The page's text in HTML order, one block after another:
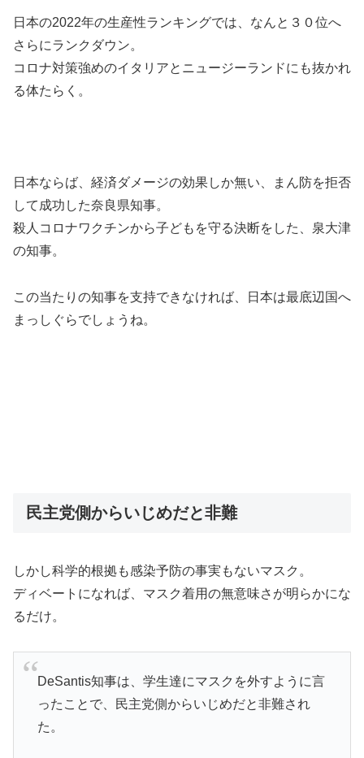
日本の2022年の生産性ランキングでは、なんと３０位へ
さらにランクダウン。
コロナ対策強めのイタリアとニュージーランドにも抜かれ
る体たらく。
日本ならば、経済ダメージの効果しか無い、まん防を拒否
して成功した奈良県知事。
殺人コロナワクチンから子どもを守る決断をした、泉大津
の知事。
この当たりの知事を支持できなければ、日本は最底辺国へ
まっしぐらでしょうね。
民主党側からいじめだと非難
しかし科学的根拠も感染予防の事実もないマスク。
ディベートになれば、マスク着用の無意味さが明らかにな
るだけ。
DeSantis知事は、学生達にマスクを外すように言
ったことで、民主党側からいじめだと非難され
た。